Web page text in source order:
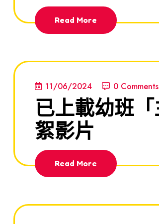
Read More
11/06/2024 0 Comments
已上載幼班
絮影片
Read More